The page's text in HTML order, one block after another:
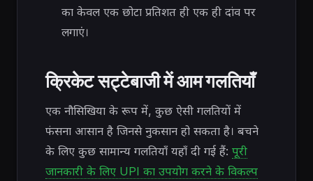
का केवल एक छोटा प्रतिशत ही एक ही दांव पर
लगाएं।
क्रिकेट सट्टेबाजी में आम गलतियाँ
एक नौसिखिया के रूप में, कुछ ऐसी गलतियों में
फंसना आसान है जिनसे नुकसान हो सकता है। बचने
के लिए कुछ सामान्य गलतियाँ यहाँ दी गई हैं: पूरी
जानकारी के लिए UPI का उपयोग करने के विकल्प